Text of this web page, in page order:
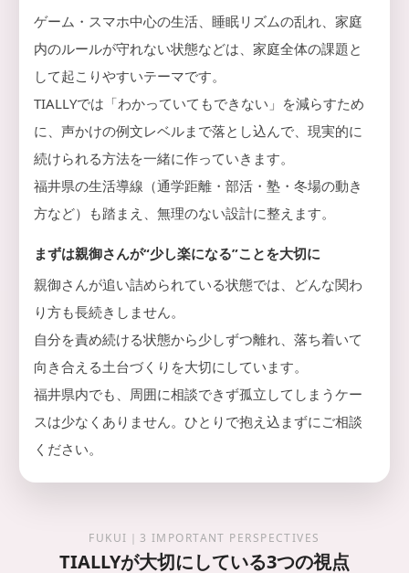
ゲーム・スマホ中心の生活、睡眠リズムの乱れ、家庭
内のルールが守れない状態などは、家庭全体の課題と
して起こりやすいテーマです。
TIALLYでは「わかっていてもできない」を減らすため
に、声かけの例文レベルまで落とし込んで、現実的に
続けられる方法を一緒に作っていきます。
福井県の生活導線（通学距離・部活・塾・冬場の動き
方など）も踏まえ、無理のない設計に整えます。
まずは親御さんが“少し楽になる”ことを大切に
親御さんが追い詰められている状態では、どんな関わ
り方も長続きしません。
自分を責め続ける状態から少しずつ離れ、落ち着いて
向き合える土台づくりを大切にしています。
福井県内でも、周囲に相談できず孤立してしまうケー
スは少なくありません。ひとりで抱え込まずにご相談
ください。
FUKUI｜3 IMPORTANT PERSPECTIVES
TIALLYが大切にしている3つの視点